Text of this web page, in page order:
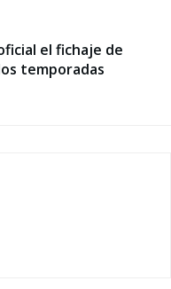
el fichaje de
temporadas